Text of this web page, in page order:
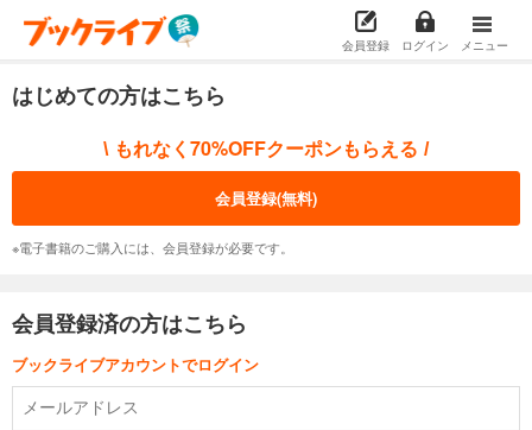
会員登録 ログイン メニュー
はじめての方はこちら
\ もれなく70%OFFクーポンもらえる /
会員登録(無料)
※電子書籍のご購入には、会員登録が必要です。
会員登録済の方はこちら
ブックライブアカウントでログイン